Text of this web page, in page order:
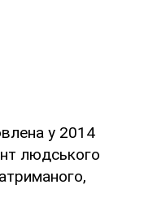
у 2014
людського